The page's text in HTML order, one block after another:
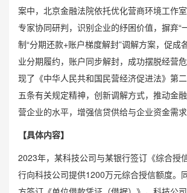
案中，北京金融法院依托优化营商环境工作
专家协同研判，识别企业的纾困价值，摒弃“
制“分期还款+账户梯度解封”调解方案，促成
业分期履约，账户同步解封，成功摆脱经营
现了《中华人民共和国民营经济促进法》第
五条有关规定精神，创新调解方式，推动金
营企业的水平，增强信贷供给与企业资金需求
【具体内容】
2023年，某科技公司与某银行签订《综合授
行向科技公司提供1200万元综合授信额度。